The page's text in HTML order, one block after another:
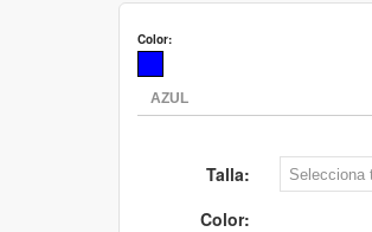
Color:
Talla:
Color: